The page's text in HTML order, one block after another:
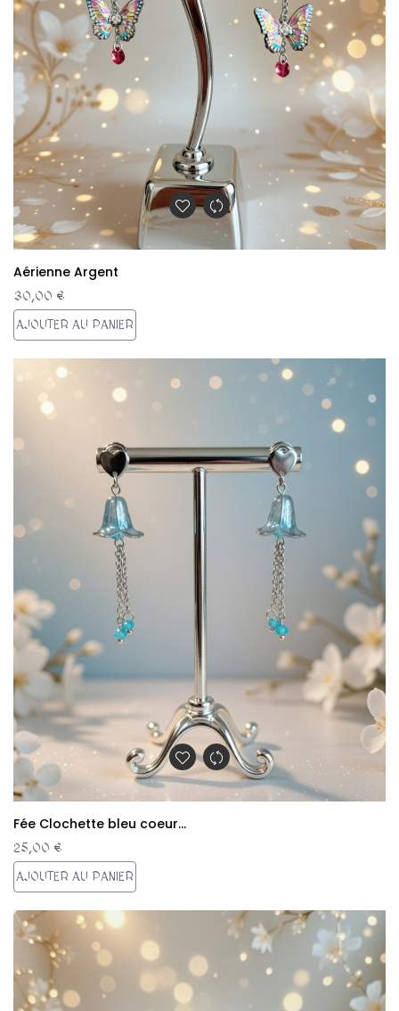
Aérienne Argent
30,00 €
AJOUTER AU PANIER
Fée Clochette bleu coeur...
25,00 €
AJOUTER AU PANIER